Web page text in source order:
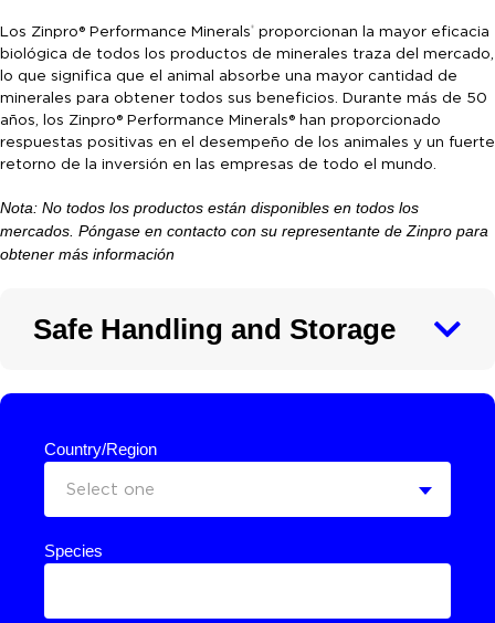
Los Zinpro® Performance Minerals® proporcionan la mayor eficacia
biológica de todos los productos de minerales traza del mercado,
lo que significa que el animal absorbe una mayor cantidad de
minerales para obtener todos sus beneficios. Durante más de 50
años, los Zinpro® Performance Minerals® han proporcionado
respuestas positivas en el desempeño de los animales y un fuerte
retorno de la inversión en las empresas de todo el mundo.
Nota: No todos los productos están disponibles en todos los
mercados. Póngase en contacto con su representante de Zinpro para
obtener más información
Safe Handling and Storage
Country/Region
Select one
Species